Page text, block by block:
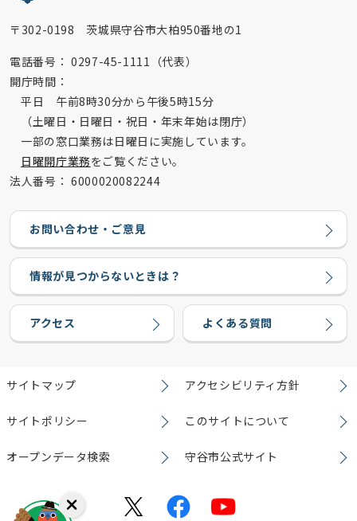
〒302-0198 茨城県守谷市大柏950番地の1
電話番号： 0297-45-1111（代表）
開庁時間：
平日 午前8時30分から午後5時15分
（土曜日・日曜日・祝日・年末年始は閉庁）
一部の窓口業務は日曜日に実施しています。
日曜開庁業務をご覧ください。
法人番号： 6000020082244
お問い合わせ・ご意見
情報が見つからないときは？
アクセス よくある質問
サイトマップ アクセシビリティ方針
サイトポリシー このサイトについて
オープンデータ検索 守谷市公式サイト